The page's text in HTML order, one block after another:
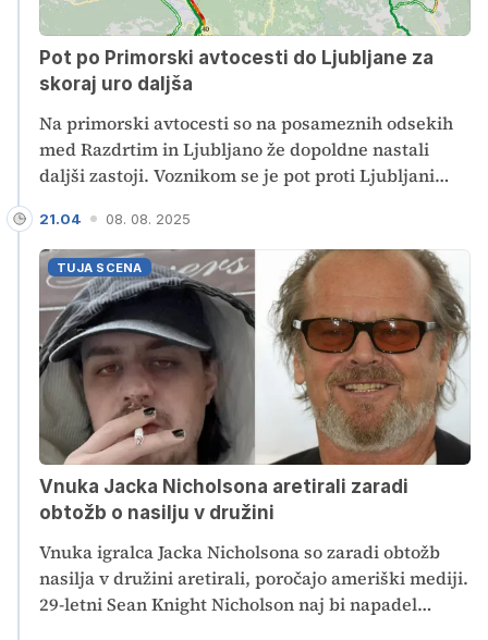
Pot po Primorski avtocesti do Ljubljane za
skoraj uro daljša
Na primorski avtocesti so na posameznih odsekih
med Razdrtim in Ljubljano že dopoldne nastali
daljši zastoji. Voznikom se je pot proti Ljubljani
počivališčem Lom namreč zgodilo trčenje petih
vozil.
TUJA SCENA
21.04 08. 08. 2025
Vnuka Jacka Nicholsona aretirali zaradi
obtožb o nasilju v družini
Vnuka igralca Jacka Nicholsona so zaradi obtožb
nasilja v družini aretirali, poročajo ameriški mediji.
29-letni Sean Knight Nicholson naj bi napadel